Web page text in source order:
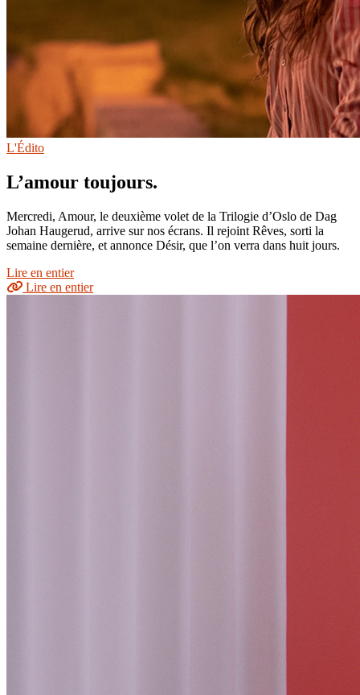
L'Édito
L’amour toujours.
Mercredi, Amour, le deuxième volet de la Trilogie d’Oslo de Dag
Johan Haugerud, arrive sur nos écrans. Il rejoint Rêves, sorti la
semaine dernière, et annonce Désir, que l’on verra dans huit jours.
Lire en entier
Lire en entier